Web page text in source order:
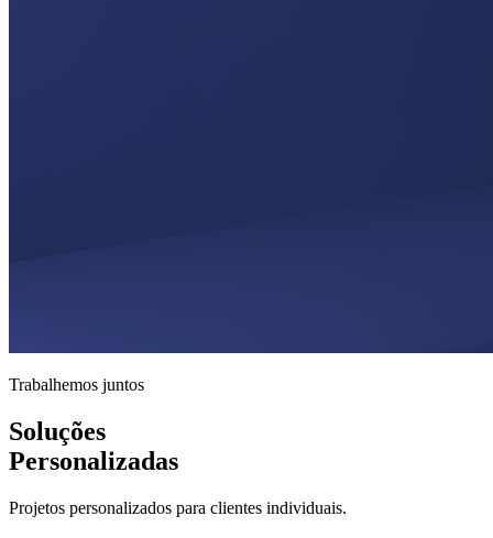
Trabalhemos juntos
Soluções
Personalizadas
Projetos personalizados para clientes individuais.